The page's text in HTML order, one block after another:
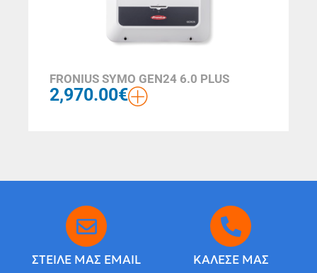
FRONIUS SYMO GEN24 6.0 PLUS
2,970.00€
ΣΤΕΙΛΕ ΜΑΣ EMAIL ΚΑΛΕΣΕ ΜΑΣ